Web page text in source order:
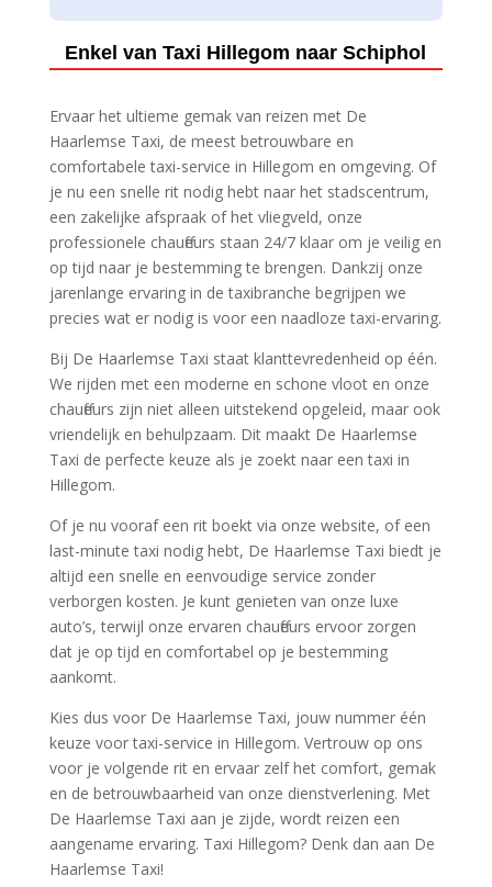
Enkel van Taxi Hillegom naar Schiphol
Ervaar het ultieme gemak van reizen met De
Haarlemse Taxi, de meest betrouwbare en
comfortabele taxi-service in Hillegom en omgeving.​ Of
je nu een snelle rit nodig hebt naar het stadscentrum,
een zakelijke afspraak of het vliegveld, onze
professionele chauffeurs staan 24/7 klaar om je veilig en
op tijd naar je bestemming te brengen.​ Dankzij onze
jarenlange ervaring in de taxibranche begrijpen we
precies wat er nodig is voor een naadloze taxi-ervaring.​
Bij De Haarlemse Taxi staat klanttevredenheid op één.​
We rijden met een moderne en schone vloot en onze
chauffeurs zijn niet alleen uitstekend opgeleid, maar ook
vriendelijk en behulpzaam.​ Dit maakt De Haarlemse
Taxi de perfecte keuze als je zoekt naar een taxi in
Hillegom.​
Of je nu vooraf een rit boekt via onze website, of een
last-minute taxi nodig hebt, De Haarlemse Taxi biedt je
altijd een snelle en eenvoudige service zonder
verborgen kosten.​ Je kunt genieten van onze luxe
auto’s, terwijl onze ervaren chauffeurs ervoor zorgen
dat je op tijd en comfortabel op je bestemming
aankomt.​
Kies dus voor De Haarlemse Taxi, jouw nummer één
keuze voor taxi-service in Hillegom.​ Vertrouw op ons
voor je volgende rit en ervaar zelf het comfort, gemak
en de betrouwbaarheid van onze dienstverlening.​ Met
De Haarlemse Taxi aan je zijde, wordt reizen een
aangename ervaring.​ Taxi Hillegom? Denk dan aan De
Haarlemse Taxi!